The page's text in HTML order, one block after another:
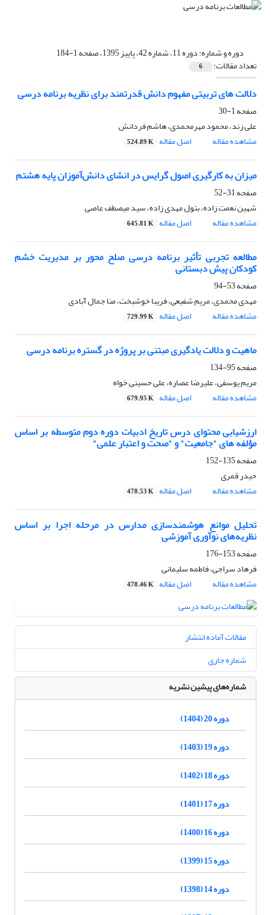
دوره و شماره:دوره 11، شماره 42، پاییز 1395، صفحه 1-184
تعداد مقالات: 6
دلالت های تربیتی مفهوم دانش قدرتمند برای نظریه برنامه درسی
صفحه1-30
علی زند، محمود مهرمحمدی، هاشم فردانش
مشاهده مقاله
اصل مقاله 524.89 K
میزان به ‌کارگیری اصول گرایس در انشای دانش‌آموزان پایه‌ هشتم
صفحه31-52
شهین نعمت زاده، بتول مهدی زاده، سید میصطف عاصی
مشاهده مقاله
اصل مقاله 645.81 K
مطالعه تجربی تأثیر برنامه درسی صلح محور بر مدیریت خشم
کودکان پیش دبستانی
صفحه53-94
مهدی محمدی، مریم شفیعی، فریبا خوشبخت، منا جمال آبادی
مشاهده مقاله
اصل مقاله 729.99 K
ماهیت و دلالت یادگیری مبتنی بر پروژه در گستره برنامه درسی
صفحه95-134
مریم یوسفی، علیرضا عصاره، علی حسینی خواه
مشاهده مقاله
اصل مقاله 679.95 K
ارزشیابی محتوای درس تاریخ ادبیات دوره دوم متوسطه بر اساس
مؤلفه های "جامعیت" و "صحت و اعتبار علمی"
صفحه135-152
حیدر قمری
مشاهده مقاله
اصل مقاله 478.53 K
تحلیل موانع هوشمندسازی مدارس در مرحله اجرا بر اساس
نظریه‌های نوآوری آموزشی
صفحه153-176
فرهاد سراجی، فاطمه سلیمانی
مشاهده مقاله
اصل مقاله 478.46 K
مقالات آماده انتشار
شماره جاری
شماره‌های پیشین نشریه
دوره 20 (1404)
دوره 19 (1403)
دوره 18 (1402)
دوره 17 (1401)
دوره 16 (1400)
دوره 15 (1399)
دوره 14 (1398)